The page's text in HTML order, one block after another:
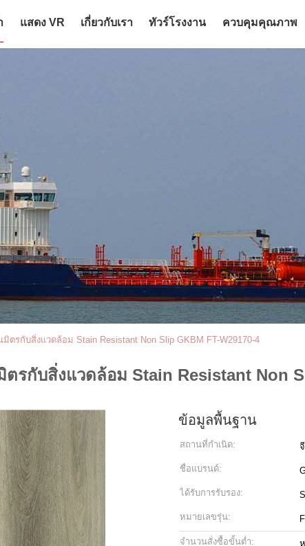
แสดง VR เกี่ยวกับเรา ทัวร์โรงงาน ควบคุมคุณภาพ
มิตรกับสิ่งแวดล้อม Stain Resistant Non Slip GKBM FT-W29170-4
รกับสิ่งแวดล้อม Stain Resistant Non
ข้อมูลพื้นฐาน
สถานที่กำเนิด:
ชื่อแบรนด์:
ได้รับการรับรอง:
หมายเลขรุ่น:
จำนวนสั่งซื้อขั้นต่ำ: